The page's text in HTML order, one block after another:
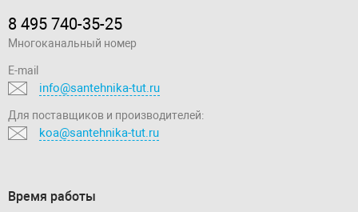
8 495 740-35-25
Многоканальный номер
E-mail
info@santehnika-tut.ru
Для поставщиков и производителей:
koa@santehnika-tut.ru
Время работы